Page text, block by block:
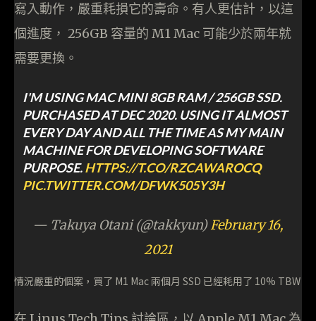
寫入動作，嚴重耗損它的壽命。有人更估計，以這
個進度， 256GB 容量的 M1 Mac 可能少於兩年就
需要更換。
I'M USING MAC MINI 8GB RAM / 256GB SSD.
PURCHASED AT DEC 2020. USING IT ALMOST
EVERY DAY AND ALL THE TIME AS MY MAIN
MACHINE FOR DEVELOPING SOFTWARE
PURPOSE.HTTPS://T.CO/RZCAWAROCQ
PIC.TWITTER.COM/DFWK505Y3H
— Takuya Otani (@takkyun)February 16,
2021
情況嚴重的個案，買了 M1 Mac 兩個月 SSD 已經耗用了 10% TBW